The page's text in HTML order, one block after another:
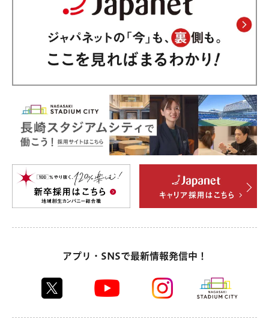
アプリ・SNSで最新情報発信中！